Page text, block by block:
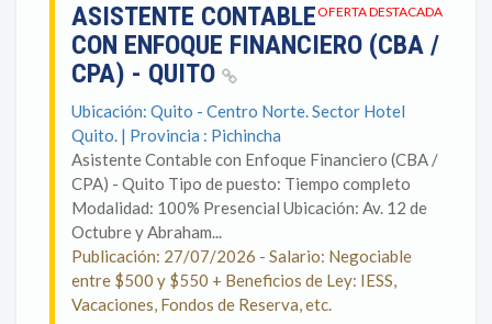
OFERTA DESTACADA
ASISTENTE CONTABLE
CON ENFOQUE FINANCIERO (CBA /
CPA) - QUITO
Ubicación: Quito - Centro Norte. Sector Hotel
Quito. | Provincia : Pichincha
Asistente Contable con Enfoque Financiero (CBA /
CPA) - Quito Tipo de puesto: Tiempo completo
Modalidad: 100% Presencial Ubicación: Av. 12 de
Octubre y Abraham...
Publicación: 27/07/2026 - Salario: Negociable
entre $500 y $550 + Beneficios de Ley: IESS,
Vacaciones, Fondos de Reserva, etc.